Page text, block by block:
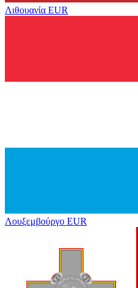
Λιθουανία EUR
Λουξεμβούργο EUR